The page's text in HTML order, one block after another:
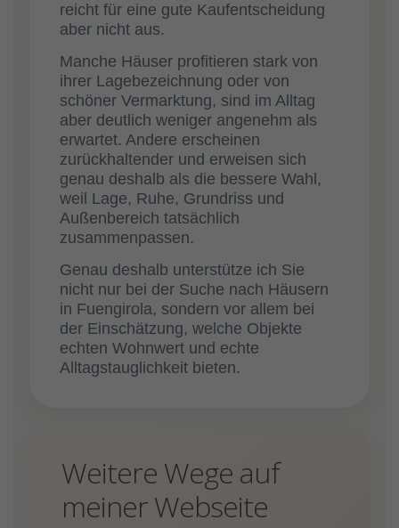
reicht für eine gute Kaufentscheidung
aber nicht aus.
Manche Häuser profitieren stark von
ihrer Lagebezeichnung oder von
schöner Vermarktung, sind im Alltag
aber deutlich weniger angenehm als
erwartet. Andere erscheinen
zurückhaltender und erweisen sich
genau deshalb als die bessere Wahl,
weil Lage, Ruhe, Grundriss und
Außenbereich tatsächlich
zusammenpassen.
Genau deshalb unterstütze ich Sie
nicht nur bei der Suche nach Häusern
in Fuengirola, sondern vor allem bei
der Einschätzung, welche Objekte
echten Wohnwert und echte
Alltagstauglichkeit bieten.
Weitere Wege auf
meiner Webseite